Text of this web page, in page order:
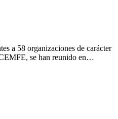
a 58 organizaciones de carácter
se han reunido en…